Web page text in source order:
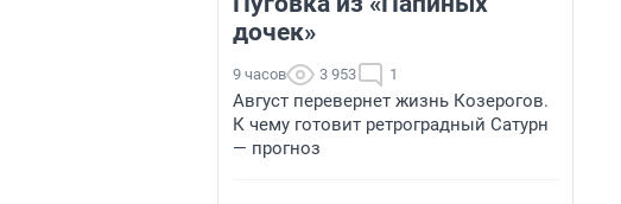
дочек»
9 часов 3 953 1
Август перевернет жизнь Козерогов.
К чему готовит ретроградный Сатурн
— прогноз